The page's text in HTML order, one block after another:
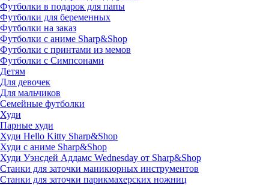
Футболки в подарок для папы
Футболки для беременных
Футболки на заказ
Футболки с аниме Sharp&Shop
Футболки с принтами из мемов
Футболки с Симпсонами
Детям
Для девочек
Для мальчиков
Семейные футболки
Худи
Парные худи
Худи Hello Kitty Sharp&Shop
Худи с аниме Sharp&Shop
Худи Уэнсдей Аддамс Wednesday от Sharp&Shop
Станки для заточки маникюрных инструментов
Станки для заточки парикмахерских ножниц